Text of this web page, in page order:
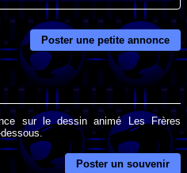
Poster une petite annonce
sur le dessin animé Les Frères
Poster un souvenir